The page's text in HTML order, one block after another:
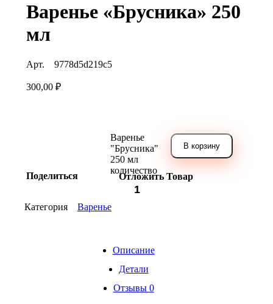
Варенье «Брусника» 250
мл
300,00 ₽
Варенье
"Брусника"
250 мл
количество
В корзину
Отложить Товар
Поделиться
Арт. 9778d5d219c5
Категория Варенье
Описание
Детали
Отзывы 0